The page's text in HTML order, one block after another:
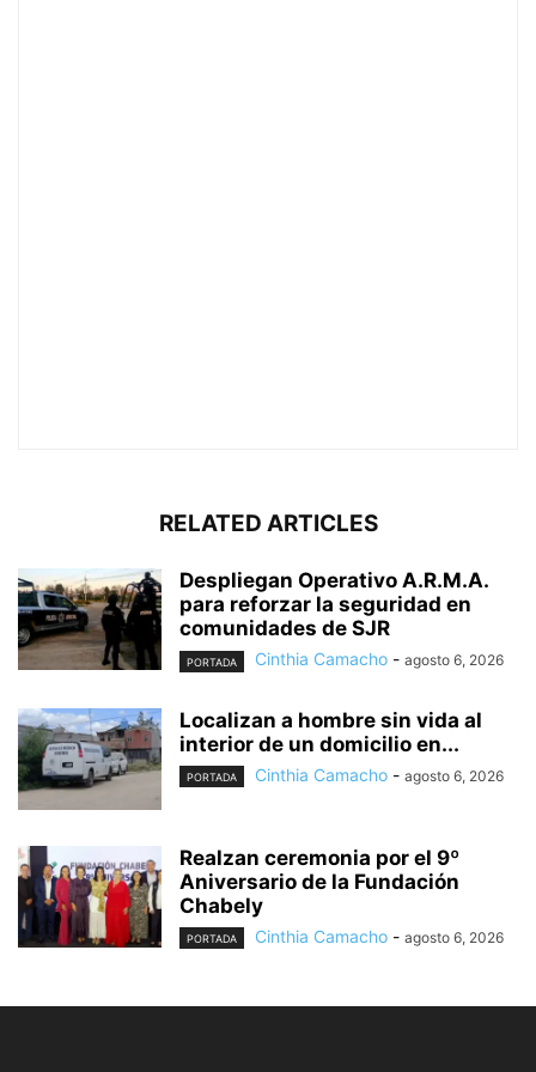
RELATED ARTICLES
Despliegan Operativo A.R.M.A.
para reforzar la seguridad en
comunidades de SJR
PORTADA Cinthia Camacho - agosto 6, 2026
Localizan a hombre sin vida al
interior de un domicilio en...
PORTADA Cinthia Camacho - agosto 6, 2026
Realzan ceremonia por el 9º
Aniversario de la Fundación
Chabely
PORTADA Cinthia Camacho - agosto 6, 2026